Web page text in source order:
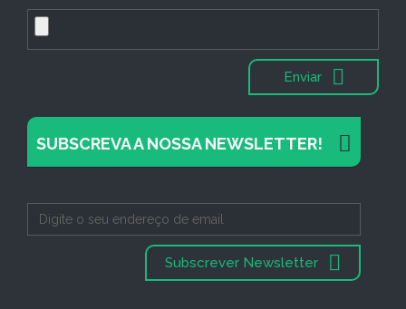
Enviar
SUBSCREVA A NOSSA NEWSLETTER!
Subscrever Newsletter